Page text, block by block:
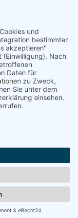
kostenfreie
sind die